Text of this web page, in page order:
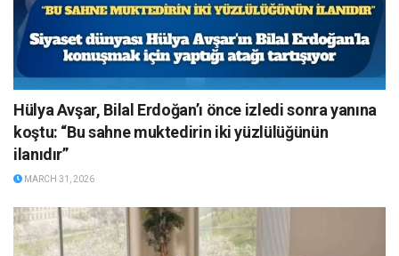
Hülya Avşar, Bilal Erdoğan’ı önce izledi sonra yanına
koştu: “Bu sahne muktedirin iki yüzlülüğünün
ilanıdır”
MARCH 31, 2026